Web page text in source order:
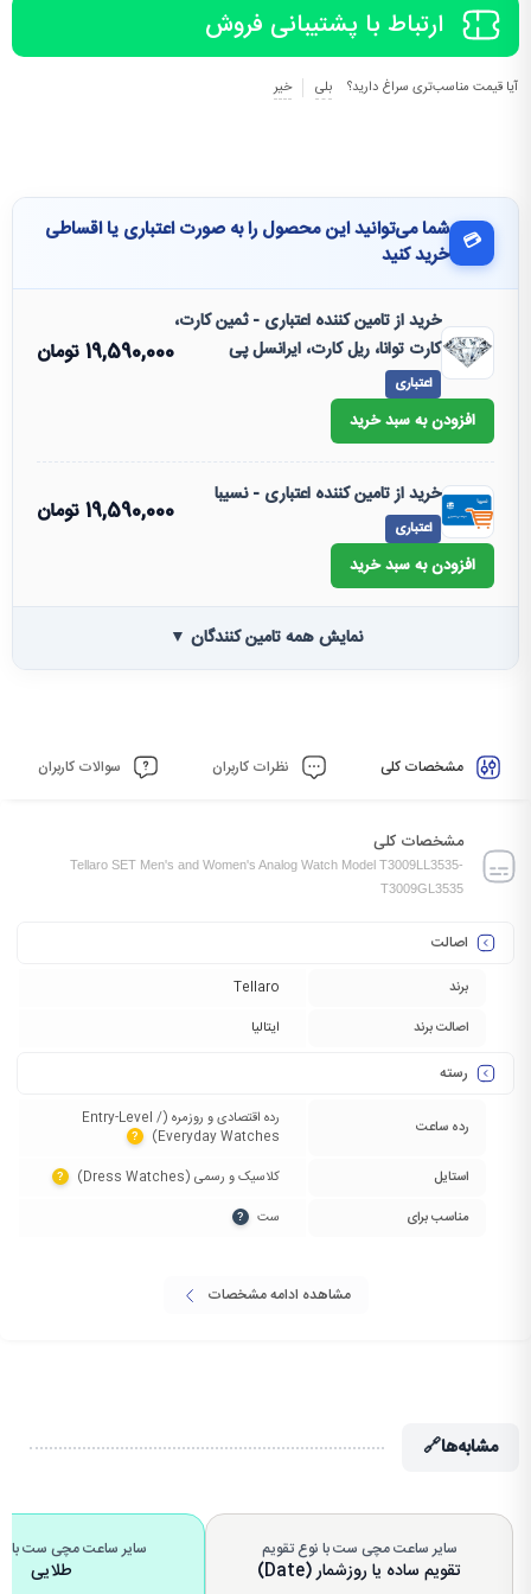
ارتباط با پشتیبانی فروش
آیا قیمت مناسب‌تری سراغ دارید؟ بلی خیر
💳 شما می‌توانید این محصول را به صورت اعتباری یا اقساطی
خرید کنید
خرید از تامین کننده اعتباری - ثمین کارت،
کارت توانا، ریل کارت، ایرانسل پی
اعتباری
19,590,000تومان
افزودن به سبد خرید
خرید از تامین کننده اعتباری - نسیبا
اعتباری
19,590,000تومان
افزودن به سبد خرید
نمایش همه تامین کنندگان ▼
مشخصات کلی نظرات کاربران سوالات کاربران
مشخصات کلی
Tellaro SET Men's and Women's Analog Watch Model T3009LL3535-
T3009GL3535
اصالت
برند
Tellaro
اصالت برند
ایتالیا
رسته
رده ساعت
رده اقتصادی و روزمره (Entry-Level /
Everyday Watches)‏
?
استایل کلاسیک و رسمی (Dress Watches)‏ ?
مناسب برای ست‏ ?
مشاهده ادامه مشخصات
مشابه‌ها🔗
سایر ساعت مچی ست با نوع تقویم
تقویم ساده یا روزشمار (Date)
سایر ساعت مچی ست با
طلایی